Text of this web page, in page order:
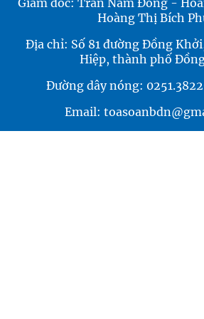
Giám đốc: Trần Nam Đông -
Hoàng Thị Bích
Địa chỉ: Số 81 đường Đồng
Hiệp, thành phố
Đường dây nóng:
Email: